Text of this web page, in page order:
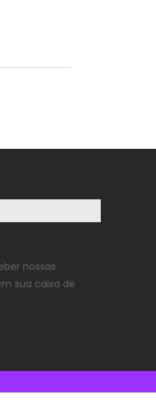
nossas
sua caixa de